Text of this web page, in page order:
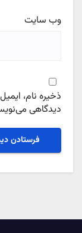
وب‌ سایت
ذخیره نام،
دیدگاهی